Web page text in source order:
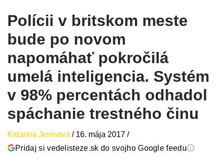
Polícii v britskom meste
bude po novom
napomáhať pokročilá
umelá inteligencia. Systém
v 98% percentách odhadol
spáchanie trestného činu
Katarína Jenisová / 16. mája 2017 /
Pridaj si vedelisteze.sk do svojho Google feedu